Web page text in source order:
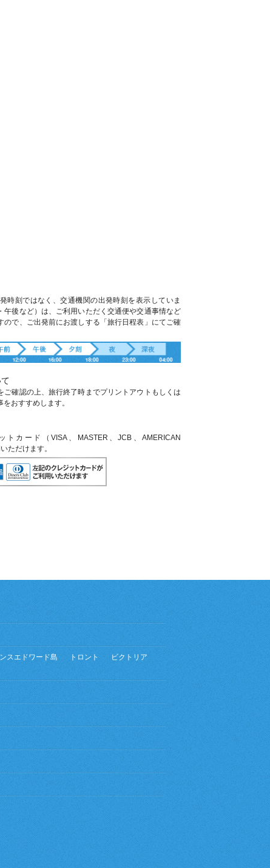
時刻ではなく、交通機関の出発時刻を表示していま
午後など）は、ご利用いただく交通便や交通事情など
ので、ご出発前にお渡しする「旅行日程表」にてご確
ご確認の上、旅行終了時までプリントアウトもしくは
おすすめします。
カード（VISA、MASTER、JCB、AMERICAN
ただけます。
スエドワード島 トロント
ビクトリア